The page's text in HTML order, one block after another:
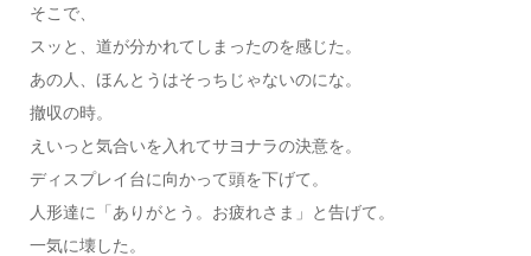
そこで、
スッと、道が分かれてしまったのを感じた。
あの人、ほんとうはそっちじゃないのにな。
撤収の時。
えいっと気合いを入れてサヨナラの決意を。
ディスプレイ台に向かって頭を下げて。
人形達に「ありがとう。お疲れさま」と告げて。
一気に壊した。